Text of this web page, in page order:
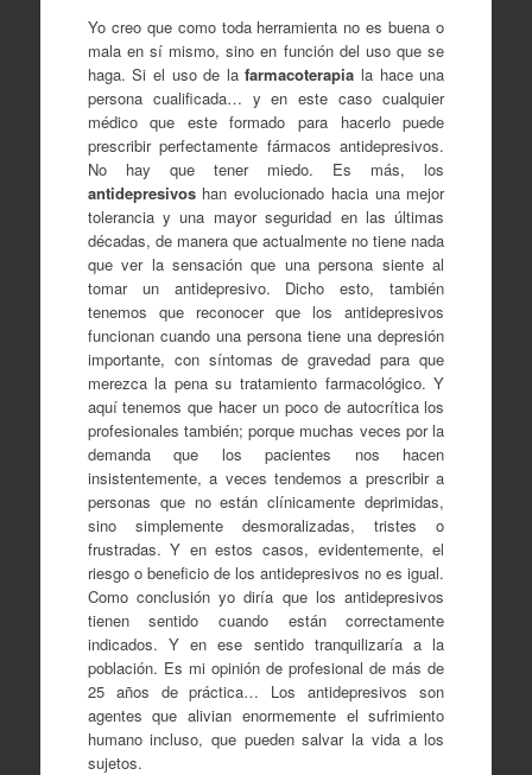
Yo creo que como toda herramienta no es buena o
mala en sí mismo, sino en función del uso que se
haga. Si el uso de lafarmacoterapia la hace una
persona cualificada… y en este caso cualquier
médico que este formado para hacerlo puede
prescribir perfectamente fármacos antidepresivos.
No hay que tener miedo. Es más, los
antidepresivos han evolucionado hacia una mejor
tolerancia y una mayor seguridad en las últimas
décadas, de manera que actualmente no tiene nada
que ver la sensación que una persona siente al
tomar un antidepresivo. Dicho esto, también
tenemos que reconocer que los antidepresivos
funcionan cuando una persona tiene una depresión
importante, con síntomas de gravedad para que
merezca la pena su tratamiento farmacológico. Y
aquí tenemos que hacer un poco de autocrítica los
profesionales también; porque muchas veces por la
demanda que los pacientes nos hacen
insistentemente, a veces tendemos a prescribir a
personas que no están clínicamente deprimidas,
sino simplemente desmoralizadas, tristes o
frustradas. Y en estos casos, evidentemente, el
riesgo o beneficio de los antidepresivos no es igual.
Como conclusión yo diría que los antidepresivos
tienen sentido cuando están correctamente
indicados. Y en ese sentido tranquilizaría a la
población. Es mi opinión de profesional de más de
25 años de práctica… Los antidepresivos son
agentes que alivian enormemente el sufrimiento
humano incluso, que pueden salvar la vida a los
sujetos.